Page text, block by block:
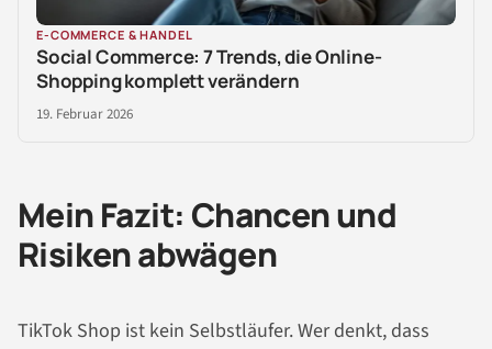
E-COMMERCE & HANDEL
Social Commerce: 7 Trends, die Online-
Shopping komplett verändern
19. Februar 2026
Mein Fazit: Chancen und
Risiken abwägen
TikTok Shop ist kein Selbstläufer. Wer denkt, dass